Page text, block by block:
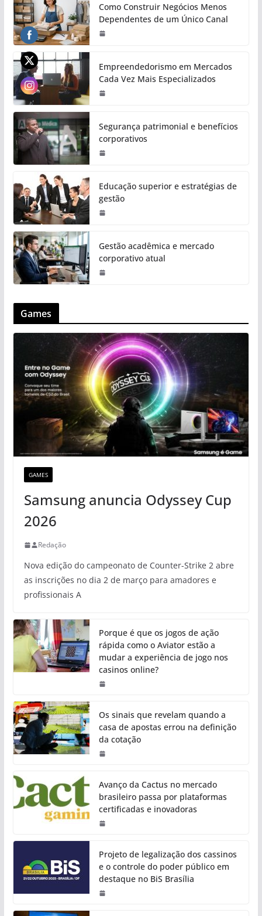
Como Construir Negócios Menos
Dependentes de um Único Canal
Empreendedorismo em Mercados
Cada Vez Mais Especializados
Segurança patrimonial e benefícios
corporativos
Educação superior e estratégias de
gestão
Gestão acadêmica e mercado
corporativo atual
Games
GAMES
Samsung anuncia Odyssey Cup
2026
Redação
Nova edição do campeonato de Counter-Strike 2 abre
as inscrições no dia 2 de março para amadores e
profissionais A
Porque é que os jogos de ação
rápida como o Aviator estão a
mudar a experiência de jogo nos
casinos online?
Os sinais que revelam quando a
casa de apostas errou na definição
da cotação
Avanço da Cactus no mercado
brasileiro passa por plataformas
certificadas e inovadoras
Projeto de legalização dos cassinos
e o controle do poder público em
destaque no BiS Brasília